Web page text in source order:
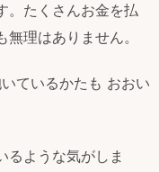
。たくさんお金を払
理はありません。
ているかたも おおい
るような気がしま